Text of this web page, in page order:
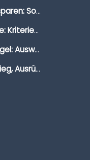
Clever daten & sparen: So findest du die besten Deals für Dates und Unternehmungen
Segelhandschuhe: Kriterien, Materialien & Tipps
Wohnwagenspiegel: Auswahl, Preise & Montage
Windsurfen: Einstieg, Ausrüstung & Tipps